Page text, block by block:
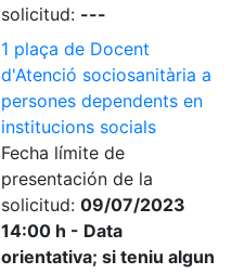
solicitud: ---
1 plaça de Docent
d'Atenció sociosanitària a
persones dependents en
institucions socials
Fecha límite de
presentación de la
solicitud: 09/07/2023
14:00 h - Data
orientativa; si teniu algun